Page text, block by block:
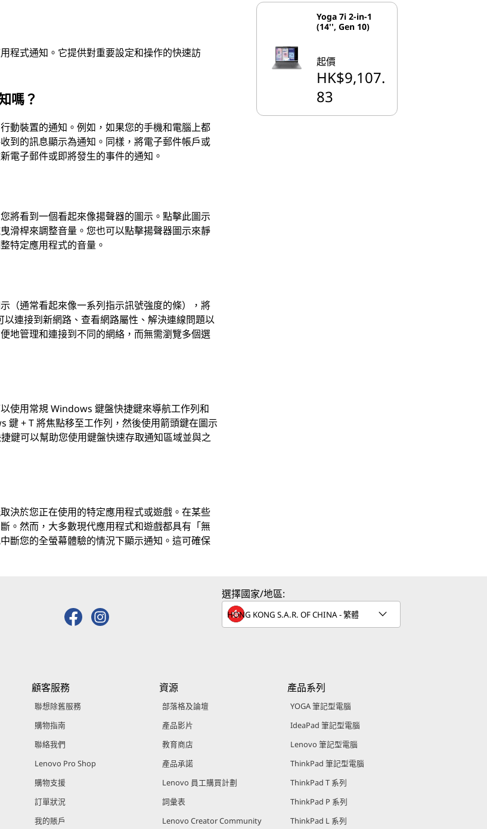
程式通知。它提供對重要設定和操作的快速訪
嗎？
動裝置的通知。例如，如果您的手機和電腦上都
到的訊息顯示為通知。同樣，將電子郵件帳戶或
電子郵件或即將發生的事件的通知。
將看到一個看起來像揚聲器的圖示。點擊此圖示
滑桿來調整音量。您也可以點擊揚聲器圖示來靜
特定應用程式的音量。
（通常看起來像一系列指示訊號強度的條），將
連接到新網路、查看網路屬性、解決連線問題以
地管理和連接到不同的網絡，而無需瀏覽多個選
使用常規 Windows 鍵盤快捷鍵來導航工作列和
+ T 將焦點移至工作列，然後使用箭頭鍵在圖示
鍵可以幫助您使用鍵盤快速存取通知區域並與之
決於您正在使用的特定應用程式或遊戲。在某些
。然而，大多數現代應用程式和遊戲都具有「無
斷您的全螢幕體驗的情況下顯示通知。這可確保
Yoga 7i 2-in-1
(14'', Gen 10)
起價
HK$9,107.
83
選擇國家/地區:
顧客服務
聯想除舊服務
購物指南
聯絡我們
Lenovo Pro Shop
購物支援
訂單狀況
我的賬戶
資源
部落格及論壇
產品影片
教育商店
產品承諾
Lenovo 員工購買計劃
詞彙表
Lenovo Creator Community
產品系列
YOGA 筆記型電腦
IdeaPad 筆記型電腦
Lenovo 筆記型電腦
ThinkPad 筆記型電腦
ThinkPad T 系列
ThinkPad P 系列
ThinkPad L 系列